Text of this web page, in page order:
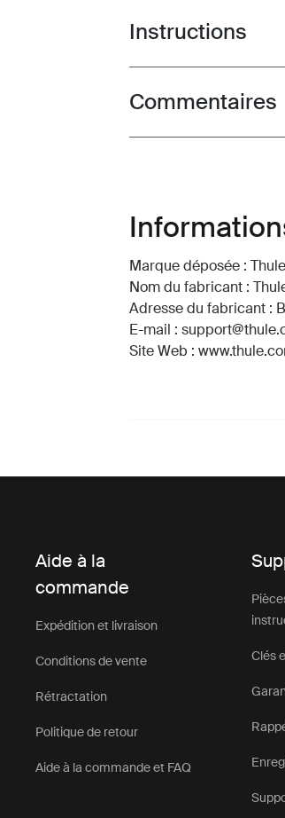
Toggle guides
Instructions
Toggle overview
Commentaires
Marque déposée :
Nom du fabricant :
Adresse du fabricant :
E-mail :
Site Web :
Aide à la
commande
Expédition et livraison
Conditions de vente
Rétractation
Politique de retour
Aide à la commande et FAQ
Clés